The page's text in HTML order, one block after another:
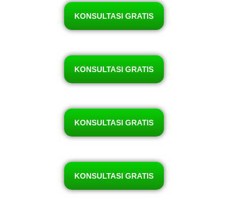
KONSULTASI GRATIS
KONSULTASI GRATIS
KONSULTASI GRATIS
KONSULTASI GRATIS